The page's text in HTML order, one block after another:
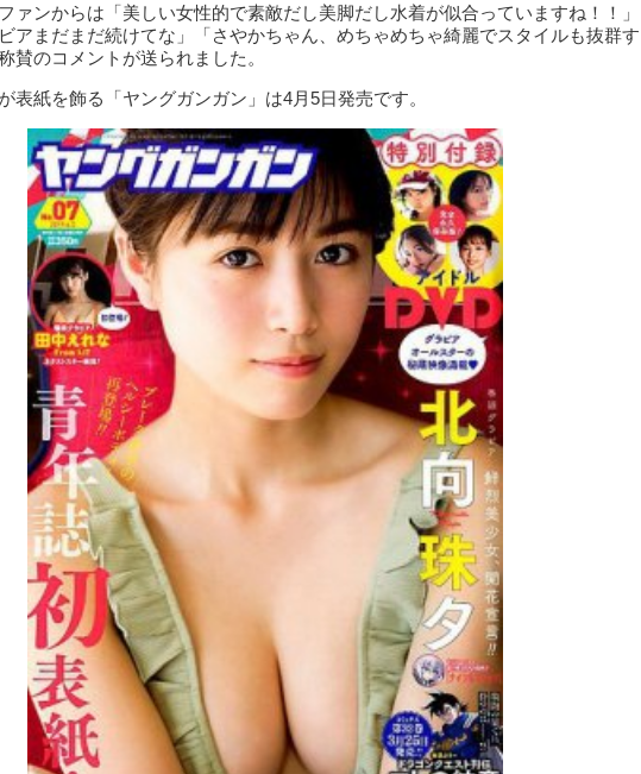
ァンからは「美しい女性的で素敵だし美脚だし水着が似合っていますね！！」
ビアまだまだ続けてな」「さやかちゃん、めちゃめちゃ綺麗でスタイルも抜群
賛のコメントが送られました。
表紙を飾る「ヤングガンガン」は4月5日発売です。